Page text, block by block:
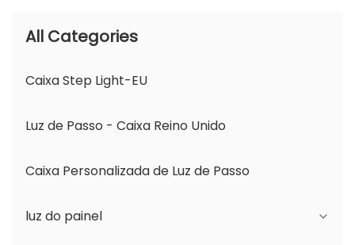
All Categories
Caixa Step Light-EU
Luz de Passo - Caixa Reino Unido
Caixa Personalizada de Luz de Passo
luz do painel